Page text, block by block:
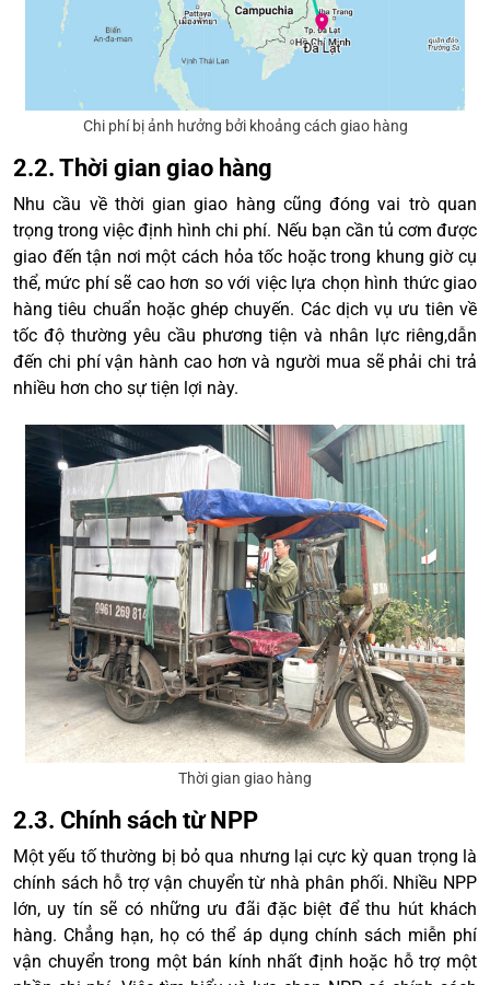
Chi phí bị ảnh hưởng bởi khoảng cách giao hàng
2.2. Thời gian giao hàng
Nhu cầu về thời gian giao hàng cũng đóng vai trò quan
trọng trong việc định hình chi phí. Nếu bạn cần tủ cơm được
giao đến tận nơi một cách hỏa tốc hoặc trong khung giờ cụ
thể, mức phí sẽ cao hơn so với việc lựa chọn hình thức giao
hàng tiêu chuẩn hoặc ghép chuyến. Các dịch vụ ưu tiên về
tốc độ thường yêu cầu phương tiện và nhân lực riêng,dẫn
đến chi phí vận hành cao hơn và người mua sẽ phải chi trả
nhiều hơn cho sự tiện lợi này.
Thời gian giao hàng
2.3. Chính sách từ NPP
Một yếu tố thường bị bỏ qua nhưng lại cực kỳ quan trọng là
chính sách hỗ trợ vận chuyển từ nhà phân phối. Nhiều NPP
lớn, uy tín sẽ có những ưu đãi đặc biệt để thu hút khách
hàng. Chẳng hạn, họ có thể áp dụng chính sách miễn phí
vận chuyển trong một bán kính nhất định hoặc hỗ trợ một